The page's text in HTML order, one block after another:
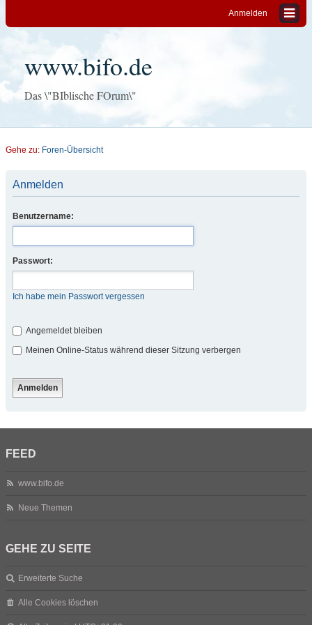
Anmelden
www.bifo.de
Das \"BIblische FOrum\"
Gehe zu: Foren-Übersicht
Anmelden
Benutzername:
Passwort:
Ich habe mein Passwort vergessen
Angemeldet bleiben
Meinen Online-Status während dieser Sitzung verbergen
FEED
www.bifo.de
Neue Themen
GEHE ZU SEITE
Erweiterte Suche
Alle Cookies löschen